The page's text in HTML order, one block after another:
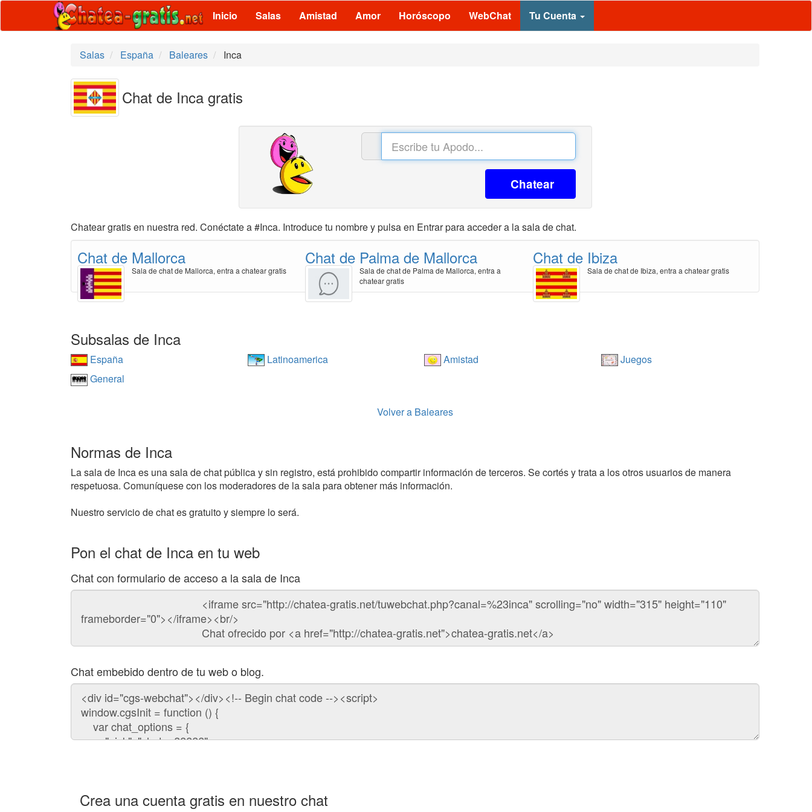
Inicio Salas Amistad Amor Horóscopo WebChat Tu Cuenta
Salas España Baleares Inca
Chat de Inca gratis
Chatear
Chatear gratis en nuestra red. Conéctate a #Inca. Introduce tu nombre y pulsa en Entrar para acceder a la sala de chat.
Chat de Mallorca
Sala de chat de Mallorca, entra a chatear gratis
Chat de Palma de Mallorca
Sala de chat de Palma de Mallorca, entra a
chatear gratis
Chat de Ibiza
Sala de chat de Ibiza, entra a chatear gratis
Subsalas de Inca
España Latinoamerica Amistad
Juegos
General
Volver a Baleares
Normas de Inca
La sala de Inca es una sala de chat pública y sin registro, está prohibido compartir información de terceros. Se cortés y trata a los otros usuarios de manera
respetuosa. Comuníquese con los moderadores de la sala para obtener más información.
Nuestro servicio de chat es gratuito y siempre lo será.
Pon el chat de Inca en tu web
Chat con formulario de acceso a la sala de Inca
Código
chat
Chat embebido dentro de tu web o blog.
Código
para
embeber
chat
Crea una cuenta gratis en nuestro chat